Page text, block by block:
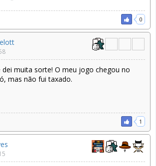
0
dei muita sorte! O meu jogo chegou no
mas não fui taxado.
1